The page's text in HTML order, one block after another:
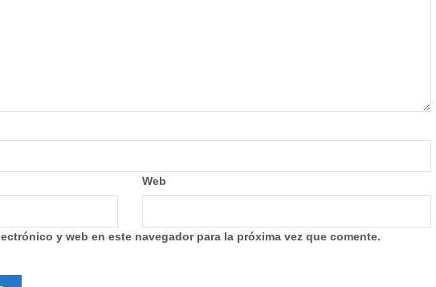
Web
y web en este navegador para la próxima vez que comente.